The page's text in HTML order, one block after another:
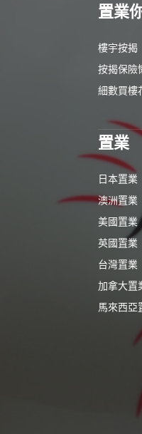
置業
樓宇按揭
按揭保險
細數買樓
置業
日本置業
澳洲置業
美國置業
英國置業
台灣置業
加拿大置
馬來西亞